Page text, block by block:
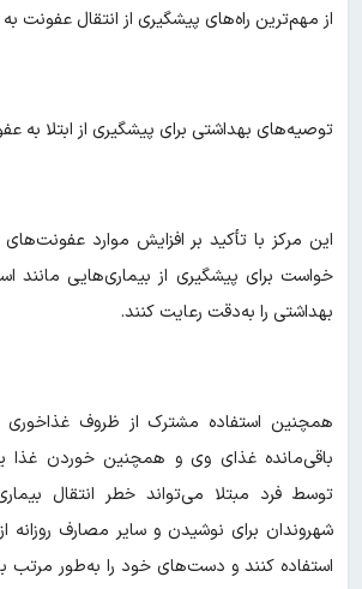
از مهم‌ترین راه‌های پیشگیری از انتقال عفونت
توصیه‌های بهداشتی برای پیشگیری از ابتلا به
این مرکز با تأکید بر افزایش موارد عفونت‌های
خواست برای پیشگیری از بیماری‌هایی مانند
بهداشتی را به‌دقت رعایت کنند.
همچنین استفاده مشترک از ظروف غذاخوری
باقی‌مانده غذای وی و همچنین خوردن غذا
توسط فرد مبتلا می‌تواند خطر انتقال
شهروندان برای نوشیدن و سایر مصارف روزانه
استفاده کنند و دست‌های خود را به‌طور مرتب